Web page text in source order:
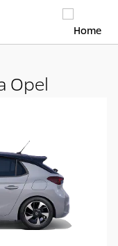
Opel